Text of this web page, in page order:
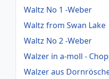
Waltz No 1 -Weber
Waltz from Swan Lake
Waltz No 2 -Weber
Walzer in a-moll -
Walzer aus